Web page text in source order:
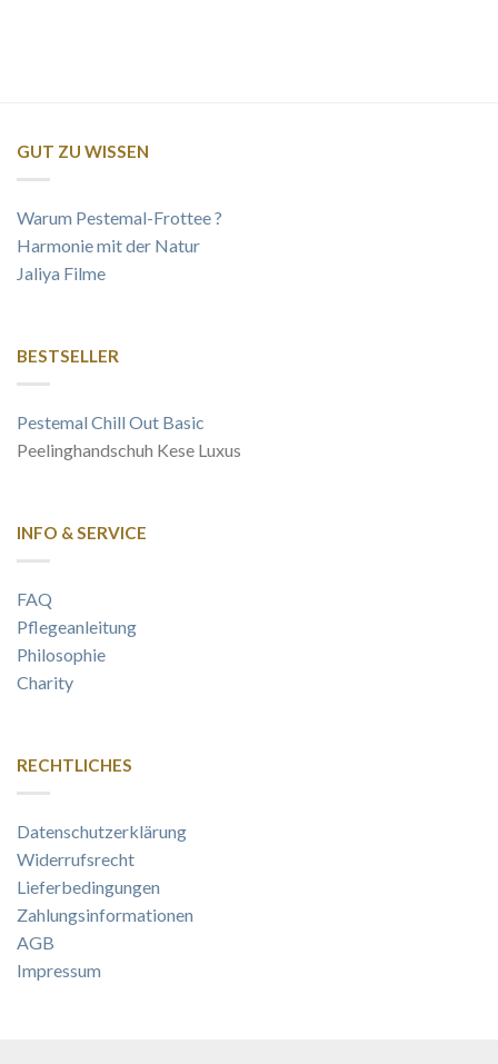
GUT ZU WISSEN
Warum Pestemal-Frottee ?
Harmonie mit der Natur
Jaliya Filme
BESTSELLER
Pestemal Chill Out Basic
Peelinghandschuh Kese Luxus
INFO & SERVICE
FAQ
Pflegeanleitung
Philosophie
Charity
RECHTLICHES
Datenschutzerklärung
Widerrufsrecht
Lieferbedingungen
Zahlungsinformationen
AGB
Impressum